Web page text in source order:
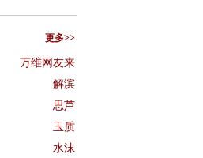
更多>>
万维网友来
解滨
思芦
玉质
水沫